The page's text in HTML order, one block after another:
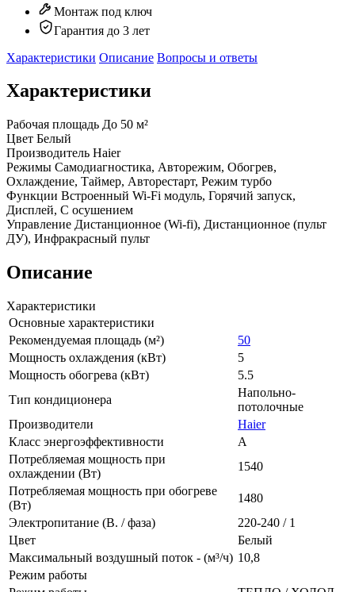
Монтаж под ключ
Гарантия до 3 лет
Характеристики Описание Вопросы и ответы
Характеристики
Рабочая площадь До 50 м²
Цвет Белый
Производитель Haier
Режимы Самодиагностика, Авторежим, Обогрев,
Охлаждение, Таймер, Авторестарт, Режим турбо
Функции Встроенный Wi-Fi модуль, Горячий запуск,
Дисплей, С осушением
Управление Дистанционное (Wi-fi), Дистанционное (пульт
ДУ), Инфракрасный пульт
Описание
Характеристики
Основные характеристики
Рекомендуемая площадь (м²)
50
Мощность охлаждения (кВт)
5
Мощность обогрева (кВт)
5.5
Тип кондиционера
Напольно-
потолочные
Производители
Haier
Класс энергоэффективности
A
Потребляемая мощность при
охлаждении (Вт)
1540
Потребляемая мощность при обогреве
(Вт)
1480
Электропитание (В. / фаза)
220-240 / 1
Цвет
Белый
Максимальный воздушный поток - (м³/ч) 10,8
Режим работы